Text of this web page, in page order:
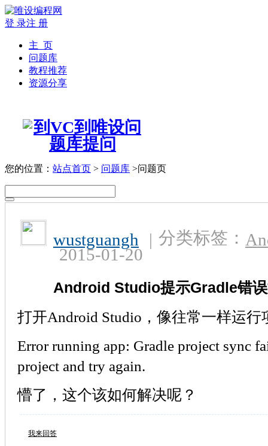
登 录注 册
主 页
问题库
教程推荐
资源分享
您的位置： 站点首页 > 问题库 >问题页
wustguangh | 分类标签：
2015-01-20
Android Studio提示Gradle错
打开Android Studio，像往常一样运
Error running app: Gradle project sync
project and try again.
懵了，这个该如何解决呢？
我来回答